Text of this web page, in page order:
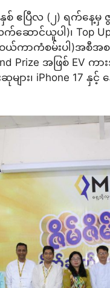
စ် ဧပြီလ (၂) ရက်နေ့
ဆောင်ယူပါ)၊ Top
ဝယ်ကာကံစမ်းပါ)အစီအ
Prize အဖြစ် EV
များ၊ iPhone 17 နှ